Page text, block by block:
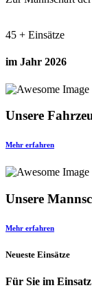
45 + Einsätze
im Jahr 2026
Unsere
Mehr erfahren
Unsere
Mehr erfahren
Neueste Einsätze
Für Sie im